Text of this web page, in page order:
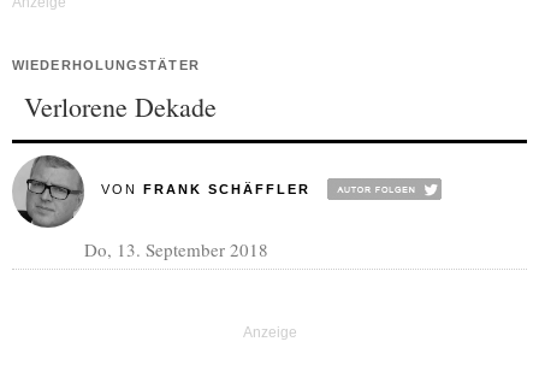
WIEDERHOLUNGSTÄTER
Verlorene Dekade
VON FRANK SCHÄFFLER
Do, 13. September 2018